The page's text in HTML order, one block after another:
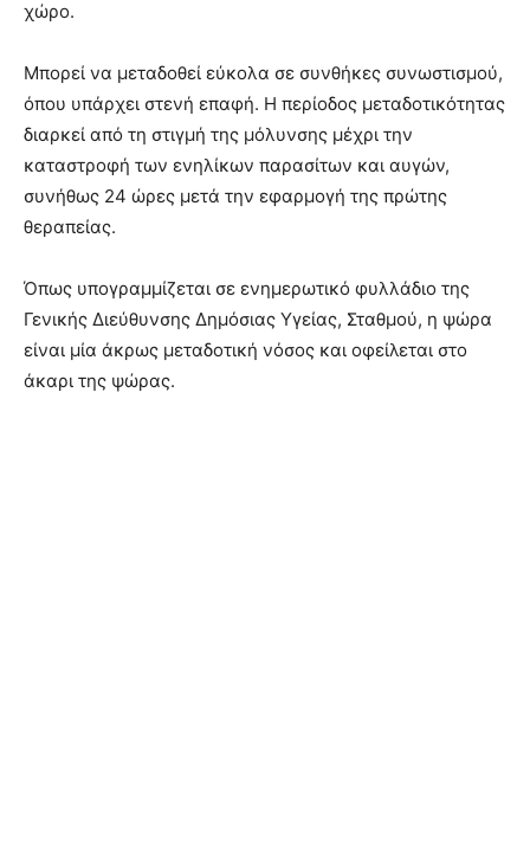
χώρο.
Μπορεί να μεταδοθεί εύκολα σε συνθήκες συνωστισμού,
όπου υπάρχει στενή επαφή. Η περίοδος μεταδοτικότητας
διαρκεί από τη στιγμή της μόλυνσης μέχρι την
καταστροφή των ενηλίκων παρασίτων και αυγών,
συνήθως 24 ώρες μετά την εφαρμογή της πρώτης
θεραπείας.
Όπως υπογραμμίζεται σε ενημερωτικό φυλλάδιο της
Γενικής Διεύθυνσης Δημόσιας Υγείας, Σταθμού, η ψώρα
είναι μία άκρως μεταδοτική νόσος και οφείλεται στο
άκαρι της ψώρας.